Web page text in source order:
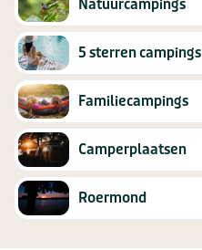
Natuurcampings
5 sterren campings
Familiecampings
Camperplaatsen
Roermond